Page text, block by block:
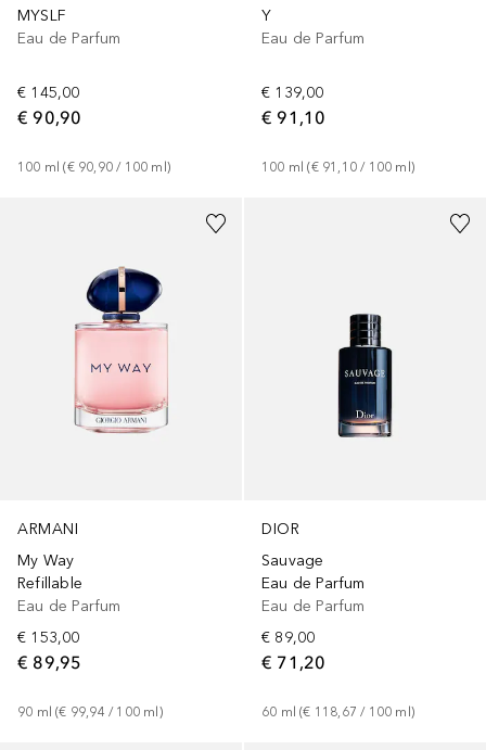
MYSLF
Eau de Parfum
€ 145,00
€ 90,90
100 ml (€ 90,90 / 100 ml )
Y
Eau de Parfum
€ 139,00
€ 91,10
100 ml (€ 91,10 / 100 ml )
ARMANI
My Way
Refillable
Eau de Parfum
€ 153,00
€ 89,95
90 ml (€ 99,94 / 100 ml)
DIOR
Sauvage
Eau de Parfum
Eau de Parfum
€ 89,00
€ 71,20
60 ml (€ 118,67 / 100 ml )
Gesponsert Gesponsert